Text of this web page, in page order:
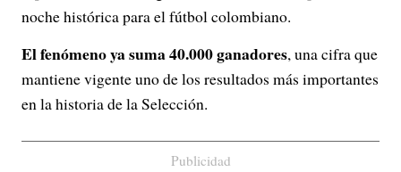
noche histórica para el fútbol colombiano.
El fenómeno ya suma 40.000 ganadores, una cifra que
mantiene vigente uno de los resultados más importantes
en la historia de la Selección.
Publicidad